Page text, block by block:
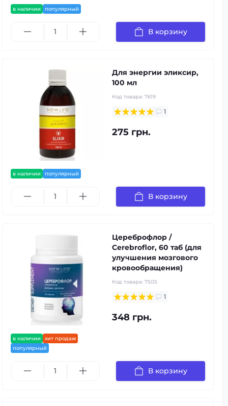
в наличии популярный
В корзину
в наличии популярный
Для энергии эликсир,
100 мл
Код товара: 7619
1
275 грн.
В корзину
в наличии
хит продаж
популярный
Цереброфлор /
Cerebroflor, 60 таб (для
улучшения мозгового
кровообращения)
Код товара: 7505
1
348 грн.
В корзину